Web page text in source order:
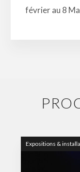
février au 8
Expositions &